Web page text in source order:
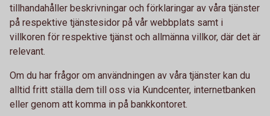
tillhandahåller beskrivningar och förklaringar av våra tjänster
på respektive tjänstesidor på vår webbplats samt i
villkoren för respektive tjänst och allmänna villkor, där det är
relevant.
Om du har frågor om användningen av våra tjänster kan du
alltid fritt ställa dem till oss via Kundcenter, internetbanken
eller genom att komma in på bankkontoret.